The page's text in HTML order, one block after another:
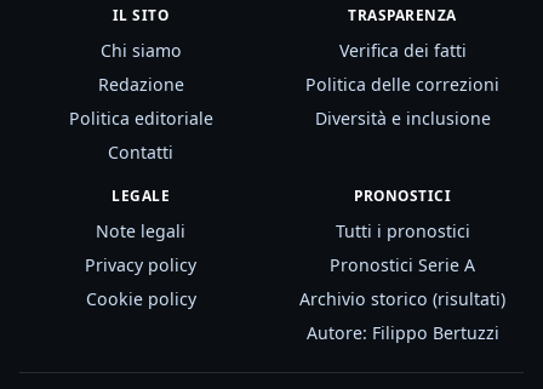
IL SITO
Chi siamo
Redazione
Politica editoriale
Contatti
TRASPARENZA
Verifica dei fatti
Politica delle correzioni
Diversità e inclusione
LEGALE
Note legali
Privacy policy
Cookie policy
PRONOSTICI
Tutti i pronostici
Pronostici Serie A
Archivio storico (risultati)
Autore: Filippo Bertuzzi